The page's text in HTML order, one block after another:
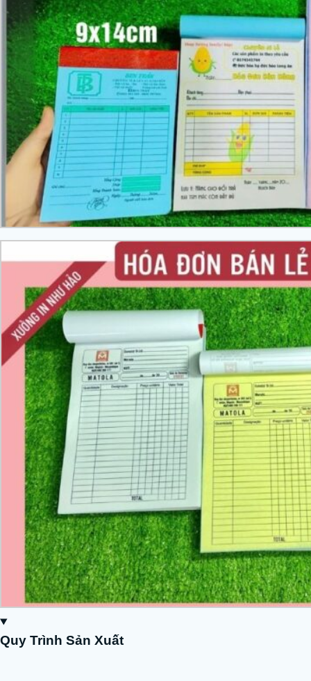
Quy Trình Sản Xuất